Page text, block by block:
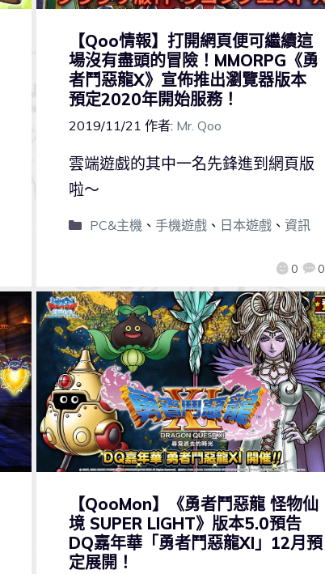
【Qoo情報】打開網頁便可繼續這
場沒有盡頭的冒險！MMORPG《勇
者鬥惡龍X》宣佈推出瀏覽器版本
預定2020年開始服務！
2019/11/21 作者: Mr. Qoo
0 0
雲端遊戲的其中一名先鋒進到網頁版
啦～
PC&主機、 手機遊戲、 日本遊戲、 資訊
【QooMon】《勇者鬥惡龍 怪物仙
境 SUPER LIGHT》版本5.0預告
DQ嘉年華「勇者鬥惡龍XI」12月預
定展開！